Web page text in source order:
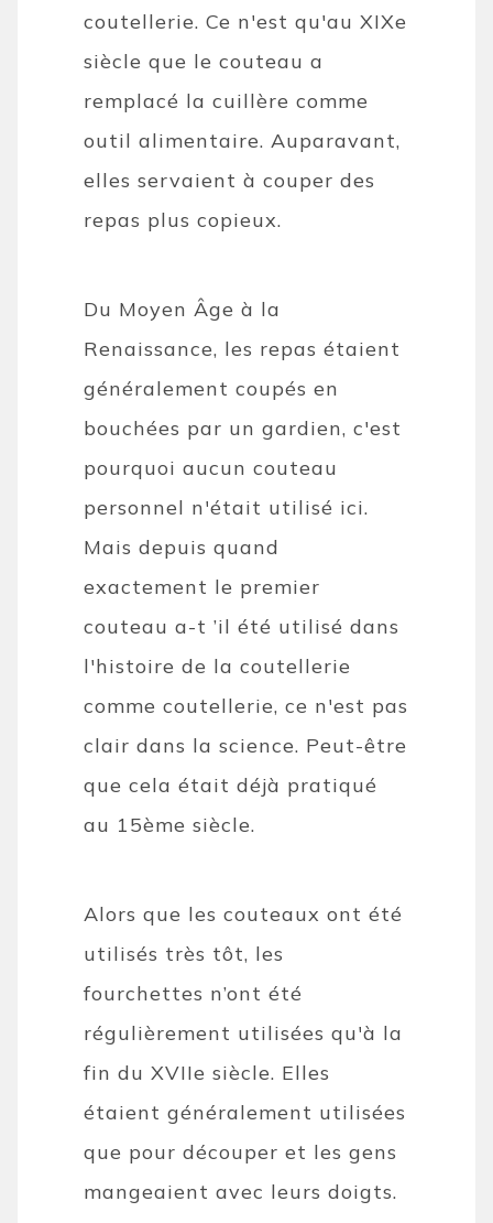
coutellerie. Ce n'est qu'au XIXe
siècle que le couteau a
remplacé la cuillère comme
outil alimentaire. Auparavant,
elles servaient à couper des
repas plus copieux.
Du Moyen Âge à la
Renaissance, les repas étaient
généralement coupés en
bouchées par un gardien, c'est
pourquoi aucun couteau
personnel n'était utilisé ici.
Mais depuis quand
exactement le premier
couteau a-t ’il été utilisé dans
l'histoire de la coutellerie
comme coutellerie, ce n'est pas
clair dans la science. Peut-être
que cela était déjà pratiqué
au 15ème siècle.
Alors que les couteaux ont été
utilisés très tôt, les
fourchettes n’ont été
régulièrement utilisées qu'à la
fin du XVIIe siècle. Elles
étaient généralement utilisées
que pour découper et les gens
mangeaient avec leurs doigts.